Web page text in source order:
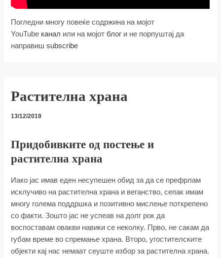
Погледни многу повеќе содржина на мојот
YouTube канал или на мојот блог и не порпуштај да
направишsubscribe
Растителна храна
13/12/2019
Придобивките од постење и
растителна храна
Иако јас имав еден несупешен обид за да се префрлам
исклучиво на растителна храна и веганство, сепак имам
многу голема поддршка и позитивно мислење поткрепено
со факти. Зошто јас не успеав на долг рок да
воспоставам овакви навики се неколку. Прво, не сакам да
губам време во спремање храна. Второ, угостителските
објекти кај нас немаат сеуште избор за растителна храна.